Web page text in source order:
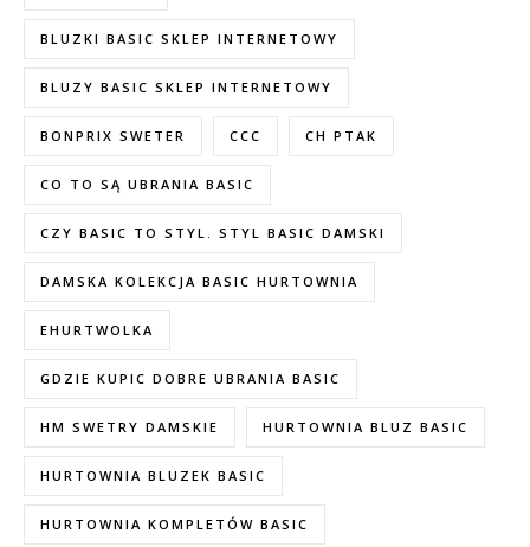
BLUZKI BASIC SKLEP INTERNETOWY
BLUZY BASIC SKLEP INTERNETOWY
BONPRIX SWETER CCC CH PTAK
CO TO SĄ UBRANIA BASIC
CZY BASIC TO STYL. STYL BASIC DAMSKI
DAMSKA KOLEKCJA BASIC HURTOWNIA
EHURTWOLKA
GDZIE KUPIC DOBRE UBRANIA BASIC
HM SWETRY DAMSKIE HURTOWNIA BLUZ BASIC
HURTOWNIA BLUZEK BASIC
HURTOWNIA KOMPLETÓW BASIC